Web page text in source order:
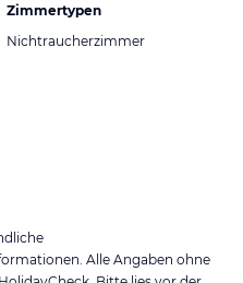
Zimmertypen
Nichtraucherzimmer
Alle Angaben ohne